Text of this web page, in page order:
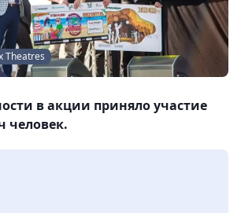
Theatres
в акции приняло участие
человек.